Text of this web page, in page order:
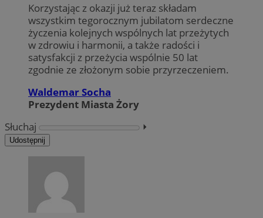
Korzystając z okazji już teraz składam
wszystkim tegorocznym jubilatom serdeczne
życzenia kolejnych wspólnych lat przeżytych
w zdrowiu i harmonii, a także radości i
satysfakcji z przeżycia wspólnie 50 lat
zgodnie ze złożonym sobie przyrzeczeniem.
Waldemar Socha
Prezydent Miasta Żory
Słuchaj
⏵︎
Udostępnij